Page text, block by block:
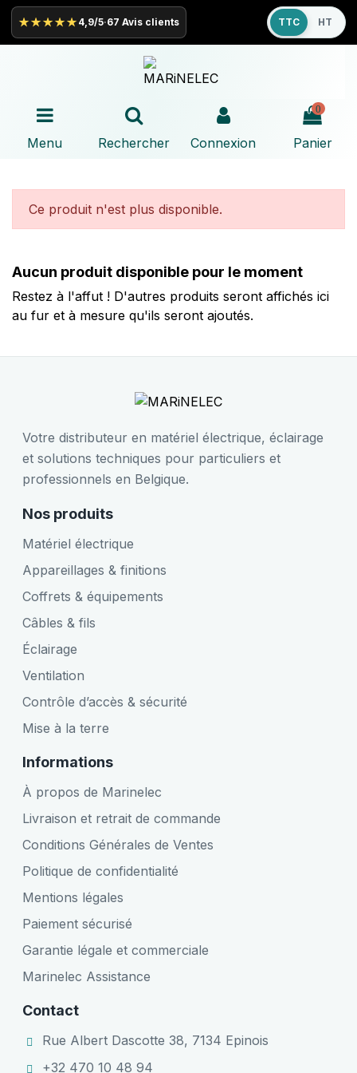
★★★★★ 4,9/5·67 Avis clients TTC HT
Menu Rechercher Connexion
0
Panier
Ce produit n'est plus disponible.
Aucun produit disponible pour le moment
Restez à l'affut ! D'autres produits seront affichés ici
au fur et à mesure qu'ils seront ajoutés.
Votre distributeur en matériel électrique, éclairage
et solutions techniques pour particuliers et
professionnels en Belgique.
Nos produits
Matériel électrique
Appareillages & finitions
Coffrets & équipements
Câbles & fils
Éclairage
Ventilation
Contrôle d’accès & sécurité
Mise à la terre
Informations
À propos de Marinelec
Livraison et retrait de commande
Conditions Générales de Ventes
Politique de confidentialité
Mentions légales
Paiement sécurisé
Garantie légale et commerciale
Marinelec Assistance
Contact
Rue Albert Dascotte 38, 7134 Epinois
+32 470 10 48 94